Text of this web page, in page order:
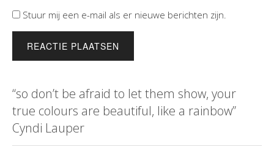
Stuur mij een e-mail als er nieuwe berichten zijn.
“so don’t be afraid to let them show, your
true colours are beautiful, like a rainbow”
Cyndi Lauper